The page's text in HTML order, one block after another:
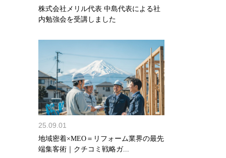
株式会社メリル代表 中島代表による社
内勉強会を受講しました
25.09.01
地域密着×MEO＝リフォーム業界の最先
端集客術｜クチコミ戦略ガ...